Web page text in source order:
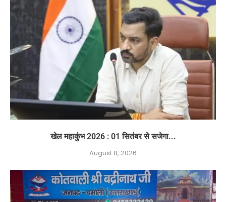
खेल महाकुंभ 2026 : 01 सितंबर से सजेगा...
August 8, 2026